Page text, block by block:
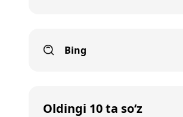
Bing
Oldingi 10 ta so‘z